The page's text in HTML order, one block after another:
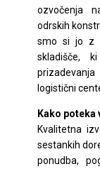
ozvočenja
odrskih
smo si jo z
skladišče,
logistični
Kako poteka
Kvalitetna
sestankih
ponudba,